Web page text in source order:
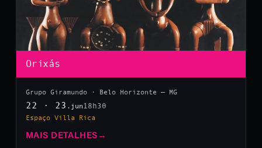
Orixás
Grupo Giramundo · Belo Horizonte — MG
22 · 23 .jun 18h30
Espaço Villa Rica
MAIS DETALHES →